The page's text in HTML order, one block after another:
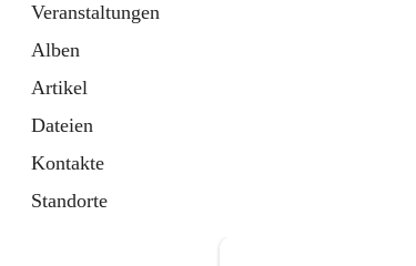
Veranstaltungen
Alben
Artikel
Dateien
Kontakte
Standorte